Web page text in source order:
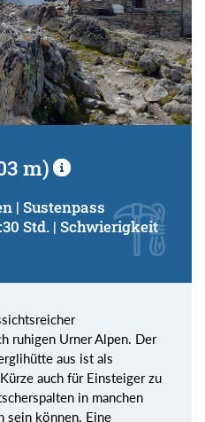
m)
| Sustenpass
Std. | Schwierigkeit
ruhigen Urner Alpen. Der
aus ist als
auch für Einsteiger zu
in manchen
sein können. Eine